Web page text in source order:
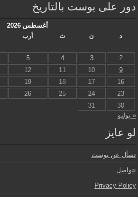
دور على بوست بالتاريخ
أغسطس 2026
د
ن ث أرب
2
3
4
5
9
10
11
12
16
17
18
19
23
24
25
26
30
31
« يوليو
لو عايز
تسأل عن بوست
نتواصل
Privacy Policy